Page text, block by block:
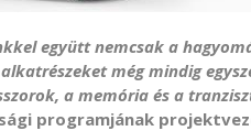
együtt nemcsak a
még mindig
a memória és a
programjának